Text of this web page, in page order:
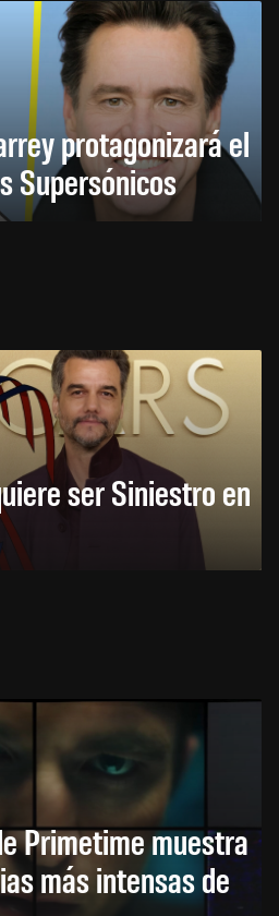
protagonizará el
Supersónicos
ser Siniestro en
Primetime muestra
más intensas de